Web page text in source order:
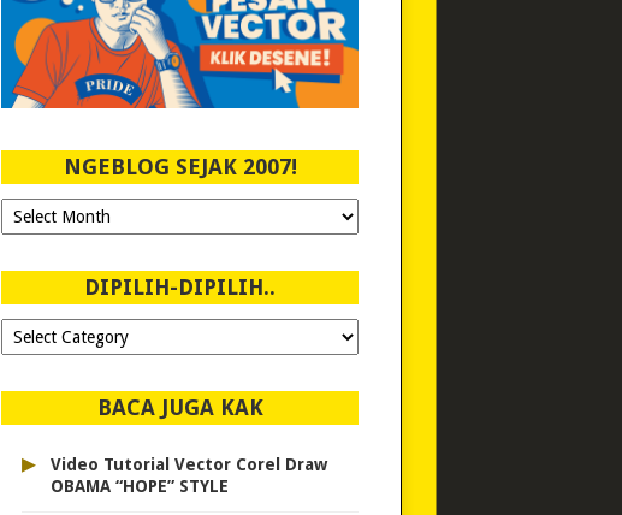
NGEBLOG SEJAK 2007!
Ngeblog
Sejak
DIPILIH-DIPILIH..
Dipilih-
dipilih..
BACA JUGA KAK
▸
Video Tutorial Vector Corel Draw
OBAMA “HOPE” STYLE